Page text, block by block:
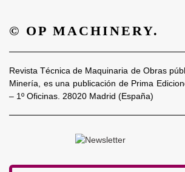
© OP MACHINERY.
Revista Técnica de Maquinaria de Obras
Minería, es una publicación de Prima
– 1º Oficinas. 28020 Madrid (España)